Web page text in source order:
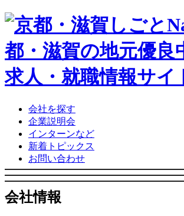
会社を探す
企業説明会
インターンなど
新着トピックス
お問い合わせ
会社情報